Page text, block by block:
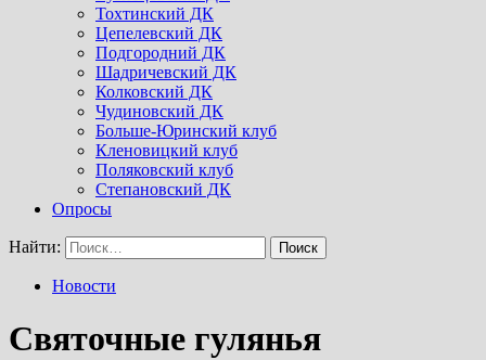
Тохтинский ДК
Цепелевский ДК
Подгородний ДК
Шадричевский ДК
Колковский ДК
Чудиновский ДК
Больше-Юринский клуб
Кленовицкий клуб
Поляковский клуб
Степановский ДК
Опросы
Найти:
Новости
Святочные гулянья